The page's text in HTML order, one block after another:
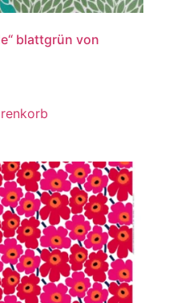
blattgrün von